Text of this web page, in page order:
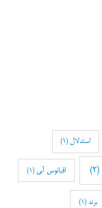
استدلال (1)
(2) اقیانوس آبی (1)
برند (1)